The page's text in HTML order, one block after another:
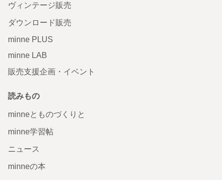
ヴィンテージ販売
ダウンロード販売
minne PLUS
minne LAB
販売支援企画・イベント
読みもの
minneとものづくりと
minne学習帖
ニュース
minneの本